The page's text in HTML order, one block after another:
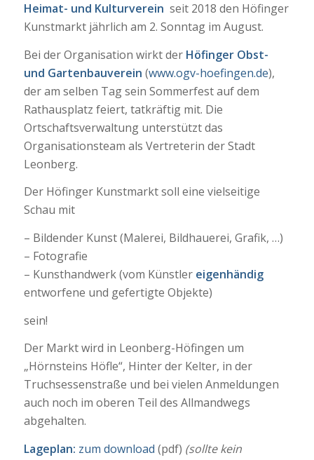
Heimat- und Kulturverein seit 2018 den Höfinger
Kunstmarkt jährlich am 2. Sonntag im August.
Bei der Organisation wirkt der Höfinger Obst-
und Gartenbauverein (www.ogv-hoefingen.de),
der am selben Tag sein Sommerfest auf dem
Rathausplatz feiert, tatkräftig mit. Die
Ortschaftsverwaltung unterstützt das
Organisationsteam als Vertreterin der Stadt
Leonberg.
Der Höfinger Kunstmarkt soll eine vielseitige
Schau mit
– Bildender Kunst (Malerei, Bildhauerei, Grafik, …)
– Fotografie
– Kunsthandwerk (vom Künstler eigenhändig
entworfene und gefertigte Objekte)
sein!
Der Markt wird in Leonberg-Höfingen um
„Hörnsteins Höfle“, Hinter der Kelter, in der
Truchsessenstraße und bei vielen Anmeldungen
auch noch im oberen Teil des Allmandwegs
abgehalten.
Lageplan: zum download (pdf) (sollte kein